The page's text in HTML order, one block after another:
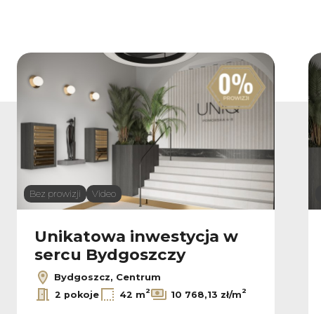
Bez prowizji Video
Unikatowa inwestycja w
sercu Bydgoszczy
Bydgoszcz, Centrum
2 pokoje 42 m2 10 768,13 zł/m2